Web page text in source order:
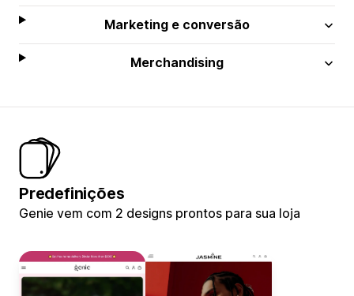
Marketing e conversão
Merchandising
Predefinições
Genie vem com 2 designs prontos para sua loja